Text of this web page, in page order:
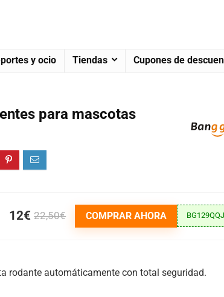
y ocio Tiendas Cupones de
para mascotas
12€22,50€ COMPRAR AHORA
rodante automáticamente con total seguridad.